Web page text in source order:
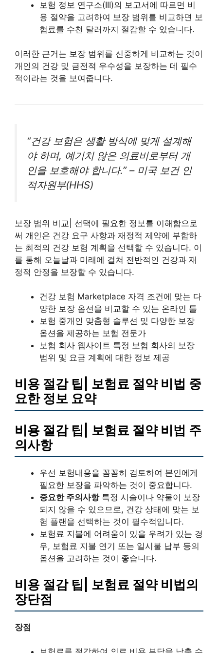
보험 정보 연구소(III)의 보고서에 따르면 비
용 절약을 고려하여 보장 범위를 비교하면 보
험료를 수천 달러까지 절감할 수 있습니다.
이러한 근거는 보장 범위를 신중하게 비교하는 것이
개인의 건강 및 금전적 우수성을 보장하는 데 필수
적이라는 것을 보여줍니다.
“건강 보험은 생활 방식에 맞게 설계해
야 하며, 예기치 않은 의료비로부터 개
인을 보호해야 합니다.” – 미국 보건 인
적자원부(HHS)
보장 범위 비교| 선택에 필요한 정보를 이해함으로
써 개인은 건강 요구 사항과 재정적 제약에 부합하
는 최적의 건강 보험 계획을 선택할 수 있습니다. 이
를 통해 오늘날과 미래에 걸쳐 전반적인 건강과 재
정적 안정을 보장할 수 있습니다.
건강 보험 Marketplace 자격 조건에 맞는 다
양한 보장 옵션을 비교할 수 있는 온라인 툴
보험 중개인 맞춤형 솔루션 및 다양한 보장
옵션을 제공하는 보험 전문가
보험 회사 웹사이트 특정 보험 회사의 보장
범위 및 요금 계획에 대한 정보 제공
비용 절감 팁| 보험료 절약 비법 중
요한 정보 요약
비용 절감 팁| 보험료 절약 비법 주
의사항
우선 보험내용을 꼼꼼히 검토하여 본인에게
필요한 보장을 파악하는 것이 중요합니다.
중요한 주의사항특정 시술이나 약물이 보장
되지 않을 수 있으므로, 건강 상태에 맞는 보
험 플랜을 선택하는 것이 필수적입니다.
보험료 지불에 어려움이 있을 우려가 있는 경
우, 보험료 지불 연기 또는 일시불 납부 등의
옵션을 고려하는 것이 좋습니다.
비용 절감 팁| 보험료 절약 비법의
장단점
장점